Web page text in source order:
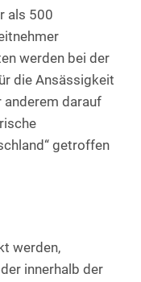
als 500
werden bei der
die Ansässigkeit
anderem darauf
getroffen
werden,
innerhalb der